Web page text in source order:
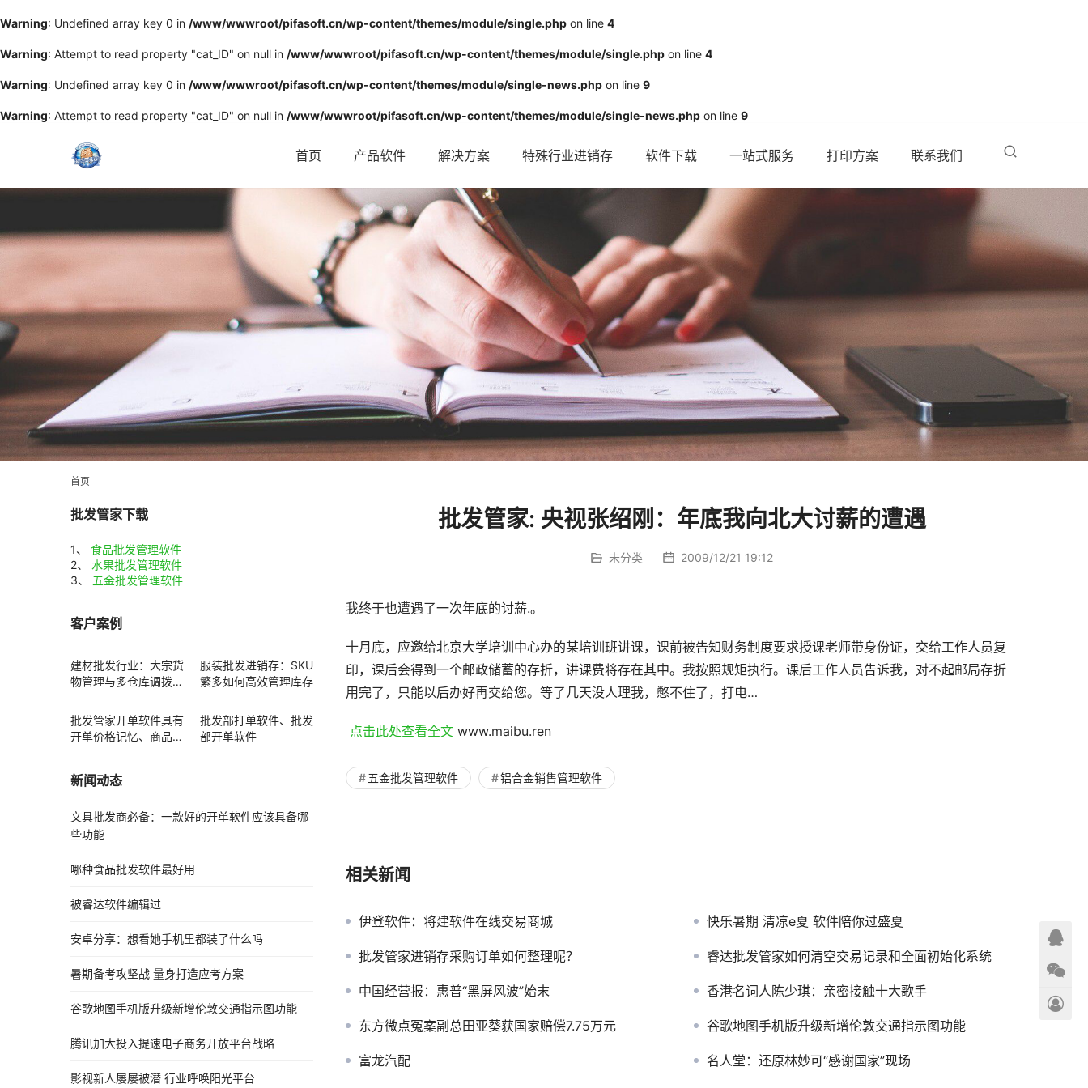
Warning: Undefined array key 0 in /www/wwwroot/pifasoft.cn/wp-content/themes/module/single.php on line 4
Warning: Attempt to read property "cat_ID" on null in /www/wwwroot/pifasoft.cn/wp-content/themes/module/single.php on line 4
Warning: Undefined array key 0 in /www/wwwroot/pifasoft.cn/wp-content/themes/module/single-news.php on line 9
Warning: Attempt to read property "cat_ID" on null in /www/wwwroot/pifasoft.cn/wp-content/themes/module/single-news.php on line 9
首页 产品软件 解决方案 特殊行业进销存 软件下载 一站式服务 打印方案 联系我们
首页
批发管家: 央视张绍刚：年底我向北大讨薪的遭遇
未分类 2009/12/21 19:12
我终于也遭遇了一次年底的讨薪.。
十月底，应邀给北京大学培训中心办的某培训班讲课，课前被告知财务制度要求授课老师带身份证，交给工作人员复
印，课后会得到一个邮政储蓄的存折，讲课费将存在其中。我按照规矩执行。课后工作人员告诉我，对不起邮局存折
用完了，只能以后办好再交给您。等了几天没人理我，憋不住了，打电…
点击此处查看全文 www.maibu.ren
五金批发管理软件 铝合金销售管理软件
相关新闻
伊登软件：将建软件在线交易商城 快乐暑期 清凉e夏 软件陪你过盛夏
批发管家进销存采购订单如何整理呢？ 睿达批发管家如何清空交易记录和全面初始化系统
中国经营报：惠普“黑屏风波”始末 香港名词人陈少琪：亲密接触十大歌手
东方微点冤案副总田亚葵获国家赔偿7.75万元 谷歌地图手机版升级新增伦敦交通指示图功能
富龙汽配 名人堂：还原林妙可“感谢国家”现场
批发管家下载
1、 食品批发管理软件
2、 水果批发管理软件
3、 五金批发管理软件
客户案例
建材批发行业：大宗货
物管理与多仓库调拨方
服装批发进销存：SKU
繁多如何高效管理库存
批发管家开单软件具有
开单价格记忆、商品赠
批发部打单软件、批发
部开单软件
新闻动态
文具批发商必备：一款好的开单软件应该具备哪
些功能
哪种食品批发软件最好用
被睿达软件编辑过
安卓分享：想看她手机里都装了什么吗
暑期备考攻坚战 量身打造应考方案
谷歌地图手机版升级新增伦敦交通指示图功能
腾讯加大投入提速电子商务开放平台战略
影视新人屡屡被潜 行业呼唤阳光平台